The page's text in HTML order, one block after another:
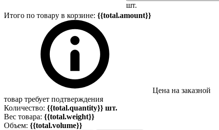
шт.
Итого по товару в корзине: {{total.amount}}
Цена на заказной
товар требует подтверждения
Количество: {{total.quantity}} шт.
Вес товара: {{total.weight}}
Объем: {{total.volume}}